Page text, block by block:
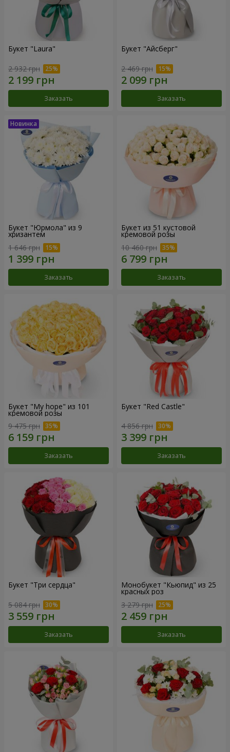
Букет "Laura"
2 932 грн
Заказать
Букет "Айсберг"
2 469 грн
Заказать
Букет "Юрмола" из 9
хризантем
1 646 грн
Заказать
Букет из 51 кустовой
кремовой розы
10 460 грн
Заказать
Букет "My hope" из 101
кремовой розы
9 475 грн
Заказать
Букет "Red Castle"
4 856 грн
Заказать
Букет "Три сердца"
5 084 грн
Заказать
Монобукет "Кьюпид" из 25
красных роз
3 279 грн
Заказать